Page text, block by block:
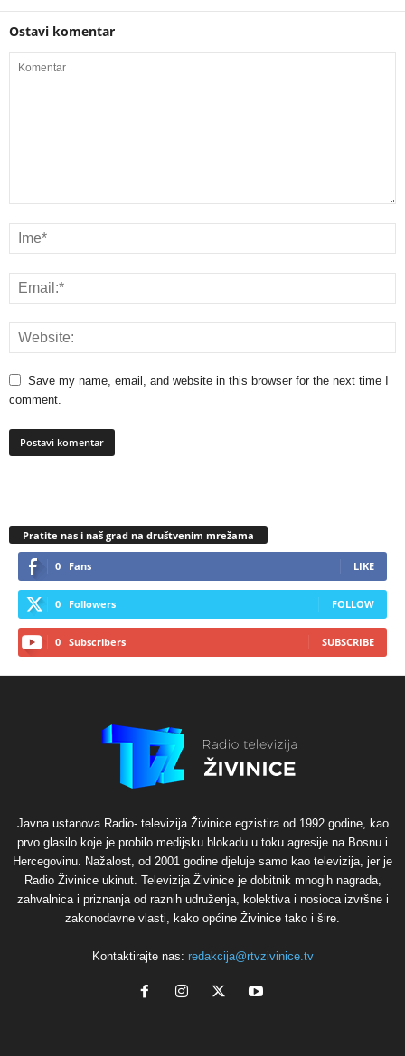
Ostavi komentar
Save my name, email, and website in this browser for the next time I
comment.
Pratite nas i naš grad na društvenim mrežama
0 Fans LIKE
0 Followers FOLLOW
0 Subscribers SUBSCRIBE
Javna ustanova Radio- televizija Živinice egzistira od 1992 godine, kao
prvo glasilo koje je probilo medijsku blokadu u toku agresije na Bosnu i
Hercegovinu. Nažalost, od 2001 godine djeluje samo kao televizija, jer je
Radio Živinice ukinut. Televizija Živinice je dobitnik mnogih nagrada,
zahvalnica i priznanja od raznih udruženja, kolektiva i nosioca izvršne i
zakonodavne vlasti, kako općine Živinice tako i šire.
Kontaktirajte nas: redakcija@rtvzivinice.tv